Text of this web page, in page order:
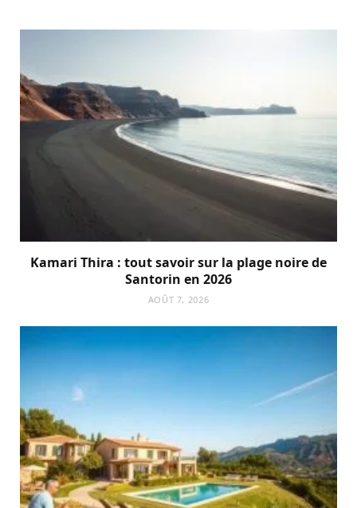
Kamari Thira : tout savoir sur la plage noire de
Santorin en 2026
AOÛT 7, 2026